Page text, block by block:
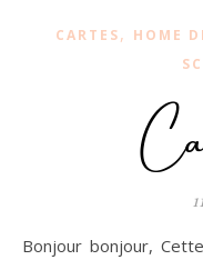
CARTES, HOME
Bonjour bonjour, Cette semaine je fais un petit passage